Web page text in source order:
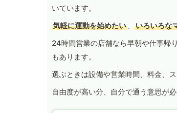
いています。
気軽に運動を始めたい 、 いろいろな
24時間営業の店舗なら早朝や仕事帰
もあります。
選ぶときは設備や営業時間、料金、
自由度が高い分、自分で通う意思が